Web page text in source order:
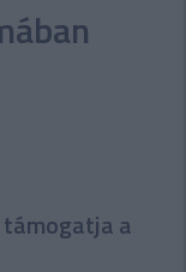
támogatja a